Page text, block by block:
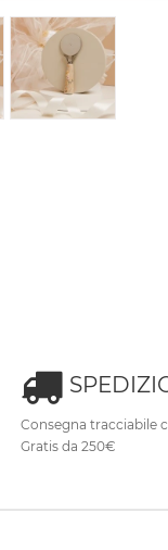
Consegna tracciabile
Gratis da 250€